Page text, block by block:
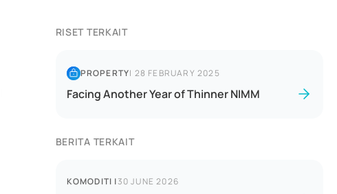
RISET TERKAIT
PROPERTY| 28 FEBRUARY 2025
Facing Another Year of Thinner NIMM
BERITA TERKAIT
KOMODITI |30 JUNE 2026